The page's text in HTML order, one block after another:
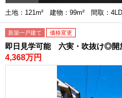
土地：121m² 建物：99m² 間取：
新築一戸建て 価格変更
即日見学可能 六実・吹抜け◎
4,368万円